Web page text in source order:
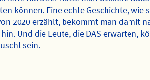
können. Eine echte Geschichte, wie
2020 erzählt, bekommt man damit
Und die Leute, die DAS erwarten,
sein.